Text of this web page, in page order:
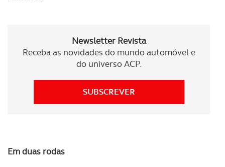
Newsletter Revista
Receba as novidades do mundo automóvel e
do universo ACP.
SUBSCREVER
Em duas rodas